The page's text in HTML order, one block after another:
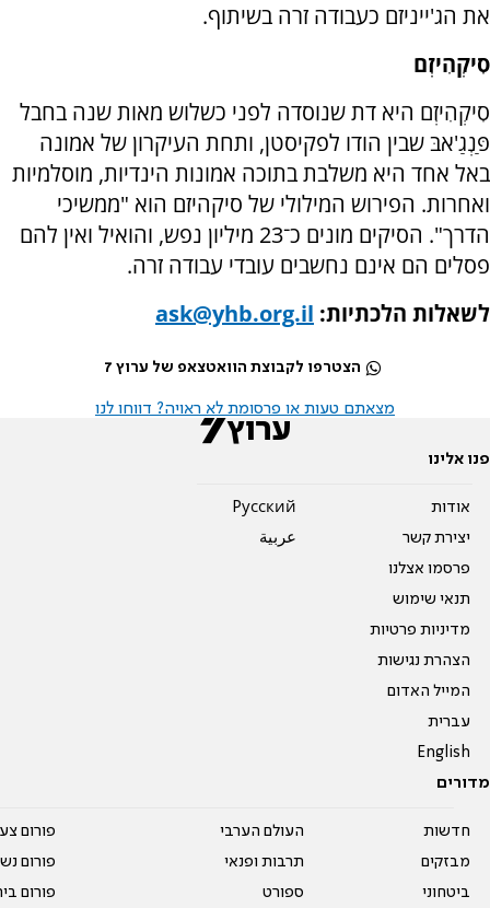
את הג'ייניזם כעבודה זרה בשיתוף.
סִיקְהִיזְם
סִיקְהִיזְם היא דת שנוסדה לפני כשלוש מאות שנה בחבל
פַּנְגַ'אבּ שבין הודו לפקיסטן, ותחת העיקרון של אמונה
באל אחד היא משלבת בתוכה אמונות הינדיות, מוסלמיות
ואחרות. הפירוש המילולי של סיקהיזם הוא "ממשיכי
הדרך". הסיקים מונים כ־23 מיליון נפש, והואיל ואין להם
פסלים הם אינם נחשבים עובדי עבודה זרה.
לשאלות הלכתיות: ask@yhb.org.il
הצטרפו לקבוצת הוואטצאפ של ערוץ 7
מצאתם טעות או פרסומת לא ראויה? דווחו לנו
פנו אלינו
אודות
יצירת קשר
פרסמו אצלנו
תנאי שימוש
מדיניות פרטיות
הצהרת נגישות
המייל האדום
עברית
English
Pусский
عربية
מדורים
חדשות
מבזקים
ביטחוני
העולם הערבי
תרבות ופנאי
ספורט
פורום
פורום
פורום